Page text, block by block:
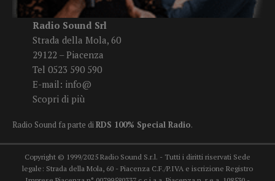
Radio Sound Srl
Strada della Mola, 60
29122 – Piacenza
Tel 0523 590 590
E-mail: info@
Scopri di più
Radio Sound fa parte diRDS 100% Special Radio.
Copyright © 1999/2025 Radio Sound S.r.l. - Tutti i diritti riservati Sede
legale: Strada della Mola, 60 - Piacenza C.F./P.IVA e iscrizione Registro